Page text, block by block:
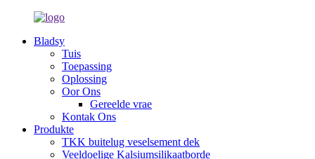
Bladsy
Tuis
Toepassing
Oplossing
Oor Ons
Gereelde vrae
Kontak Ons
Produkte
TKK buitelug veselsement dek
Veeldoelige Kalsiumsilikaatborde